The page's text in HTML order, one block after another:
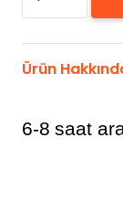
HS5106
Termos
adet
Ürün
6-8 saat